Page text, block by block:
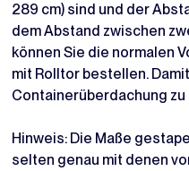
289 cm) sind und der
dem Abstand zwischen
können Sie die normalen
mit Rolltor bestellen.
Containerüberdachung
Hinweis: Die Maße
selten genau mit denen